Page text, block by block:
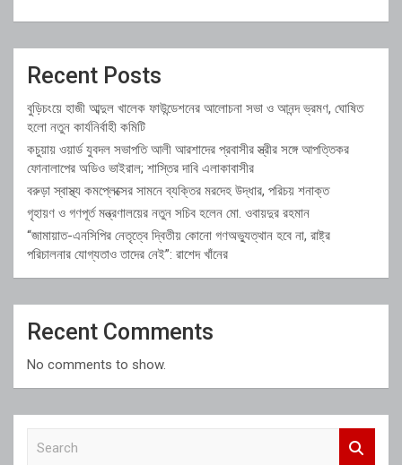
Recent Posts
বুড়িচংয়ে হাজী আব্দুল খালেক ফাউন্ডেশনের আলোচনা সভা ও আনন্দ ভ্রমণ, ঘোষিত
হলো নতুন কার্যনির্বাহী কমিটি
কচুয়ায় ওয়ার্ড যুবদল সভাপতি আলী আরশাদের প্রবাসীর স্ত্রীর সঙ্গে আপত্তিকর
ফোনালাপের অডিও ভাইরাল; শাস্তির দাবি এলাকাবাসীর
বরুড়া স্বাস্থ্য কমপ্লেক্সের সামনে ব্যক্তির মরদেহ উদ্ধার, পরিচয় শনাক্ত
গৃহায়ণ ও গণপূর্ত মন্ত্রণালয়ের নতুন সচিব হলেন মো. ওবায়দুর রহমান
“জামায়াত-এনসিপির নেতৃত্বে দ্বিতীয় কোনো গণঅভ্যুত্থান হবে না, রাষ্ট্র
পরিচালনার যোগ্যতাও তাদের নেই”: রাশেদ খাঁনের
Recent Comments
No comments to show.